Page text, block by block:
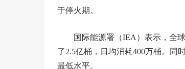
于停火期。
国际能源署（IEA）表示，全
了2.5亿桶，日均消耗400万桶。同
最低水平。